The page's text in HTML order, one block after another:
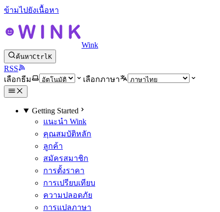
ข้ามไปยังเนื้อหา
Wink
ค้นหาCtrlK
RSS
เลือกธีม
เลือกภาษา
Getting Started
แนะนำ Wink
คุณสมบัติหลัก
ลูกค้า
สมัครสมาชิก
การตั้งราคา
การเปรียบเทียบ
ความปลอดภัย
การแปลภาษา